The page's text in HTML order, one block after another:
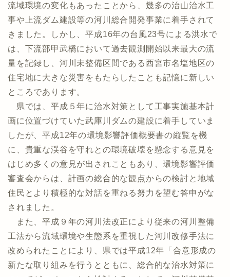
流域環境の変化もあったことから、幾多の治山治水工
事や上流ダム建設等の河川総合開発事業に着手されて
きました。しかし、平成16年の台風23号による洪水で
は、下流部甲武橋において過去観測開始以来最大の流
量を記録し、河川未整備区間である西宮市名塩地区の
住宅地に大きな災害をもたらしたことも記憶に新しい
ところであります。
県では、平成５年に治水対策として工事実施基本計
画に位置づけていた武庫川ダムの建設に着手していま
したが、平成12年の環境影響評価概要書の縦覧を機
に、貴重な渓谷を守れとの環境破壊を懸念する意見を
はじめ多くの意見が出されこともあり、環境影響評価
審査会からは、計画の総合的な観点からの検討と地域
住民とより積極的な対話を重ねる努力を望む答申がな
されました。
また、平成９年の河川法改正により従来の河川整備
工法から流域環境や生態系を重視した河川改修手法に
改められたことにより、県では平成12年「合意形成の
新たな取り組みを行うとともに、総合的な治水対策に